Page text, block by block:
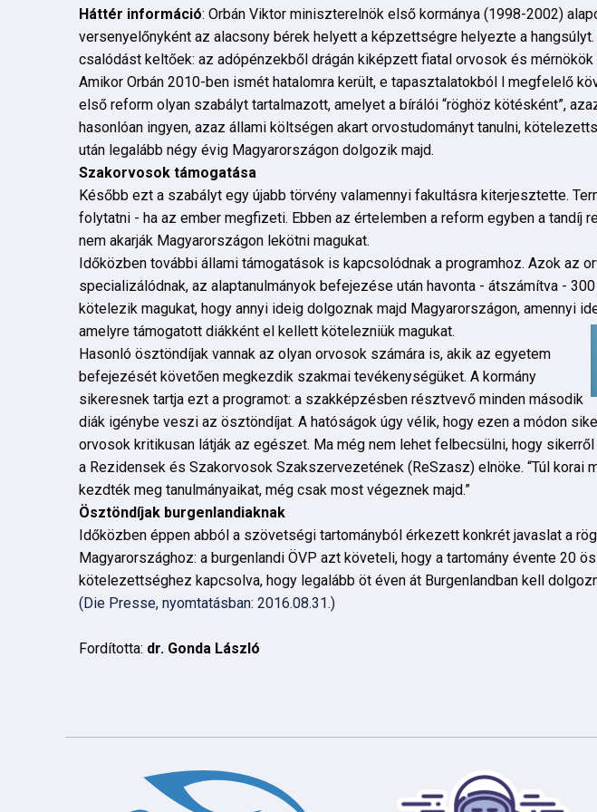
Háttér információ: Orbán Viktor miniszterelnök első kormánya (1998-2002)
versenyelőnyként az alacsony bérek helyett a képzettségre helyezte a
csalódást keltőek: az adópénzekből drágán kiképzett fiatal orvosok és
Amikor Orbán 2010-ben ismét hatalomra került, e tapasztalatokból l megfelelő
első reform olyan szabályt tartalmazott, amelyet a bírálói “röghöz kötésként”,
hasonlóan ingyen, azaz állami költségen akart orvostudományt tanulni,
után legalább négy évig Magyarországon dolgozik majd.
Szakorvosok támogatása
Később ezt a szabályt egy újabb törvény valamennyi fakultásra kiterjesztette.
folytatni - ha az ember megfizeti. Ebben az értelemben a reform egyben a tandíj
nem akarják Magyarországon lekötni magukat.
Időközben további állami támogatások is kapcsolódnak a programhoz. Azok az
specializálódnak, az alaptanulmányok befejezése után havonta - átszámítva -
kötelezik magukat, hogy annyi ideig dolgoznak majd Magyarországon, amennyi
amelyre támogatott diákként el kellett kötelezniük magukat.
Hasonló ösztöndíjak vannak az olyan orvosok számára is, akik az egyetem
befejezését követően megkezdik szakmai tevékenységüket. A kormány
sikeresnek tartja ezt a programot: a szakképzésben résztvevő minden második
diák igénybe veszi az ösztöndíjat. A hatóságok úgy vélik, hogy ezen a módon
orvosok kritikusan látják az egészet. Ma még nem lehet felbecsülni, hogy
a Rezidensek és Szakorvosok Szakszervezetének (ReSzasz) elnöke. “Túl
kezdték meg tanulmányaikat, még csak most végeznek majd.”
Ösztöndíjak burgenlandiaknak
Időközben éppen abból a szövetségi tartományból érkezett konkrét javaslat a
Magyarországhoz: a burgenlandi ÖVP azt követeli, hogy a tartomány évente 20
kötelezettséghez kapcsolva, hogy legalább öt éven át Burgenlandban kell
(Die Presse, nyomtatásban: 2016.08.31.)
Fordította: dr. Gonda László